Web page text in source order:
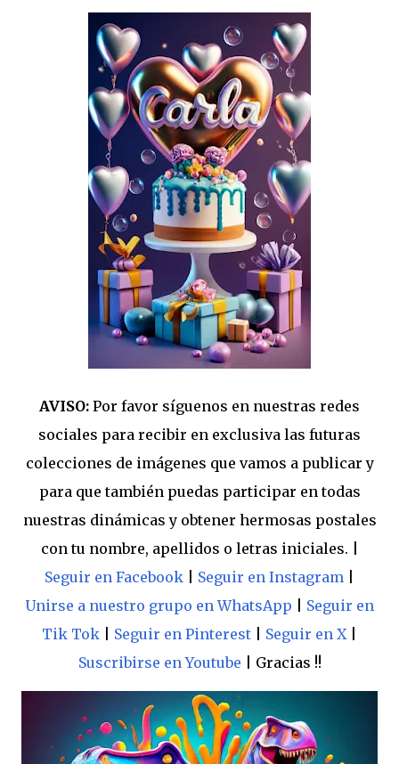
AVISO: Por favor síguenos en nuestras redes
sociales para recibir en exclusiva las futuras
colecciones de imágenes que vamos a publicar y
para que también puedas participar en todas
nuestras dinámicas y obtener hermosas postales
con tu nombre, apellidos o letras iniciales. |
Seguir en Facebook
Seguir en Instagram
Unirse a nuestro grupo en WhatsApp
Seguir en
Tik Tok
Seguir en Pinterest Seguir en X|
Suscribirse en Youtube | Gracias !!